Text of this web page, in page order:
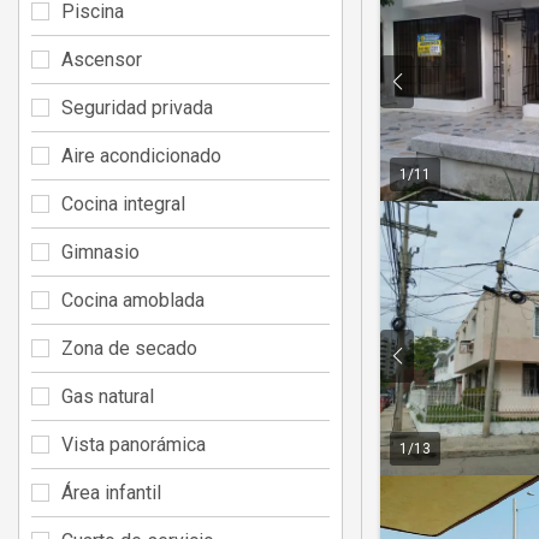
1/11
1 /13
Piscina
Ascensor
Seguridad privada
Aire acondicionado
Cocina integral
Gimnasio
Cocina amoblada
Zona de secado
Gas natural
Vista panorámica
Área infantil